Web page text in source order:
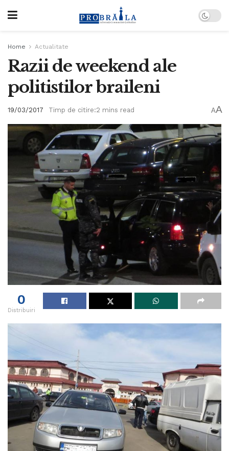
Home Actualitate
Razii de weekend ale
politistilor braileni
19/03/2017 Timp de citire:2 mins read AA
0
Distribuiri